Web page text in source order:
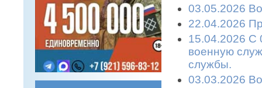
03.05.2026
22.04.2026
15.04.2026 С
военную
службы.
03.03.2026